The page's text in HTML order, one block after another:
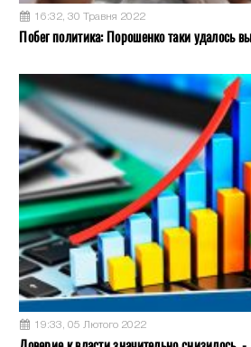
16:32, 30 Травня 2022
Побег политика: Порошенко таки удалось
19:33, 05 Лютого 2022